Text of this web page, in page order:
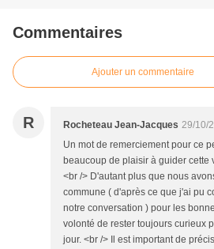
Commentaires
Ajouter un commentaire
R Rocheteau Jean-Jacques 29/10/
Un mot de remerciement pour ce
beaucoup de plaisir à guider cette
<br /> D'autant plus que nous
commune ( d'après ce que j'ai pu
notre conversation ) pour les
volonté de rester toujours curieux
jour. <br /> Il est important de